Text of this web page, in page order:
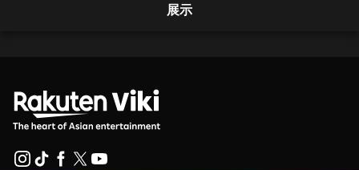
展示